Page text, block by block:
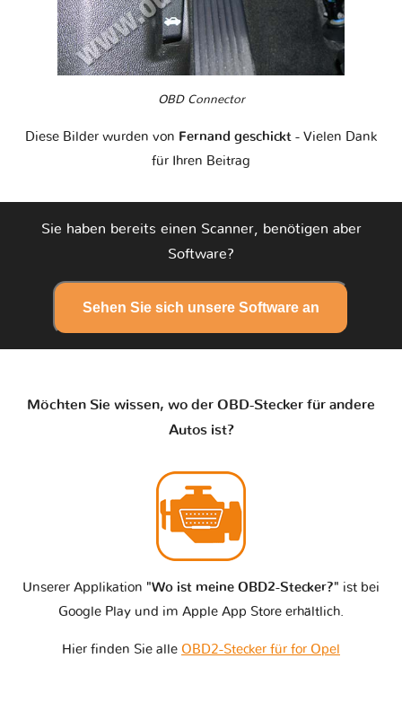
OBD Connector
Diese Bilder wurden von Fernand geschickt - Vielen Dank
für Ihren Beitrag
Sie haben bereits einen Scanner, benötigen aber
Software?
Sehen Sie sich unsere Software an
Möchten Sie wissen, wo der OBD-Stecker für andere
Autos ist?
Unserer Applikation "Wo ist meine OBD2-Stecker?" ist bei
Google Play und im Apple App Store erhältlich.
Hier finden Sie alle OBD2-Stecker für for Opel